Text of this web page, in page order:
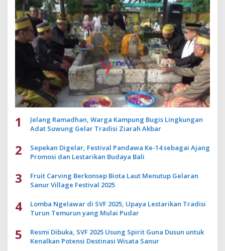
1
Jelang Ramadhan, Warga Kampung Bugis Lingkungan
Adat Suwung Gelar Tradisi Ziarah Akbar
2
Sepekan Digelar, Festival Pandawa Ke-14 sebagai Ajang
Promosi dan Lestarikan Budaya Bali
3
Fruit Carving Berkonsep Biota Laut Menutup Gelaran
Sanur Village Festival 2025
4
Lomba Ngelawar di SVF 2025, Upaya Lestarikan Tradisi
Turun Temurun yang Mulai Pudar
5
Resmi Dibuka, SVF 2025 Usung Spirit Guna Dusun untuk
Kenalkan Potensi Destinasi Wisata Sanur